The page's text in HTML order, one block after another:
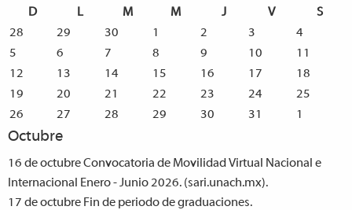
D
L M M J V
S
28
29 30 1 2 3
4
5
6 7 8 9 10
11
12
13 14 15 16 17
18
19
20 21 22 23 24
25
26
27 28 29 30 31 1
Octubre
16 de octubreConvocatoria de Movilidad Virtual Nacional e
Internacional Enero - Junio 2026. (sari.unach.mx).
17 de octubre Fin de periodo de graduaciones.